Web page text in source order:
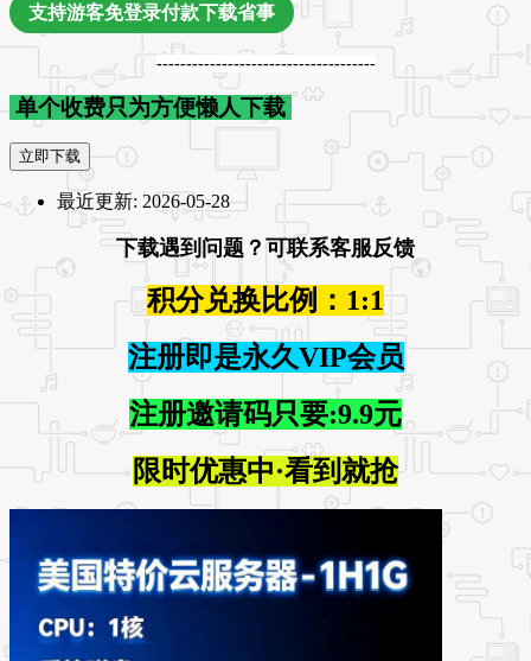
支持游客免登录付款下载省事
-------------------------------------
单个收费只为方便懒人下载
立即下载
最近更新: 2026-05-28
下载遇到问题？可联系客服反馈
积分兑换比例：1:1
注册即是永久VIP会员
注册邀请码只要:9.9元
限时优惠中·看到就抢